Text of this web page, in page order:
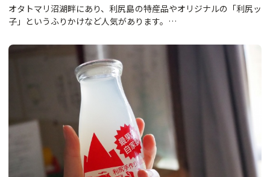
オタトマリ沼湖畔にあり、利尻島の特産品やオリジナルの「利尻ッ
子」というふりかけなど人気があります。…